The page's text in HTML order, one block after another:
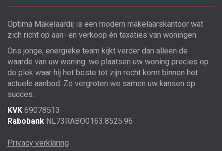
Optima Makelaardij is een modern makelaarskantoor wat
zich richt op aan- en verkoop én taxaties van woningen.
Ons jonge, energieke team kijkt verder dan alleen de
waarde van uw woning: we plaatsen uw woning precies op
de plek waar hij het beste tot zijn recht komt binnen het
actuele aanbod. Zo vergroten we samen uw kansen op
succes.
KVK 69078513
Rabobank NL73RABO0163.8525.96
Privacy verklaring